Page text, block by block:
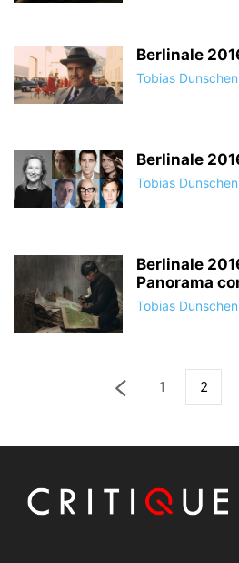
Berlinale
Tobias Dunschen
Berlinale
Tobias Dunschen
Berlinale
Panorama
Tobias Dunschen
1 2